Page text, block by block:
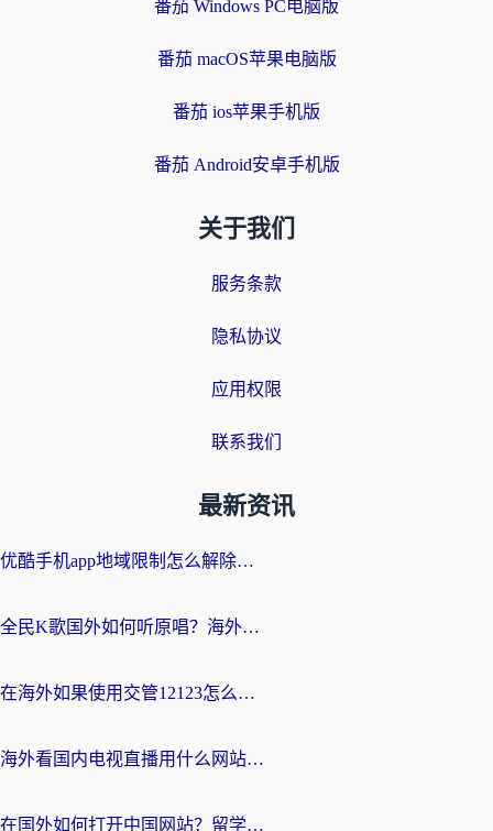
番茄 Windows PC电脑版
番茄 macOS苹果电脑版
番茄 ios苹果手机版
番茄 Android安卓手机版
关于我们
服务条款
隐私协议
应用权限
联系我们
最新资讯
优酷手机app地域限制怎么解除？海外党亲测有效的追剧方案
全民K歌国外如何听原唱？海外党亲测有效的回国加速器选择指南
在海外如果使用交管12123怎么处理？留学生亲测有效的回国加速方案
海外看国内电视直播用什么网站比较好？一篇解决你所有追剧难题的实用指南
在国外如何打开中国网站？留学生与海外华人的无缝访问指南